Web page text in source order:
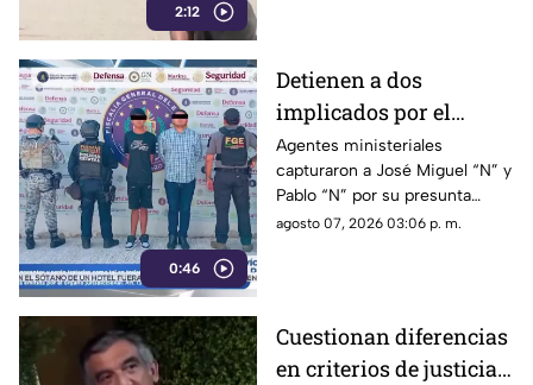
2:12
0:46
Detienen a dos
implicados por el
homicidio de Violeta en
su estética en Acapulco
Agentes ministeriales
capturaron a José Miguel “N” y
Pablo “N” por su presunta
responsabilidad en el
agosto 07, 2026 03:06 p. m.
Cuestionan diferencias
en criterios de justicia